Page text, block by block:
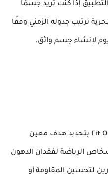
إذا كنت تريد جسمًا
ترتيب جدوله الزمني وفقًا
لإنشاء جسم واثق.
سيسمح لك تطبيق Fit Olympia Pro بتحديد هدف معين
الرياضة لفقدان الدهون
لتحسين المقاومة أو